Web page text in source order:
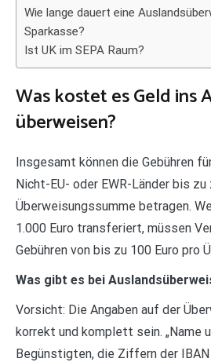
Wie lange dauert eine
Sparkasse?
Ist UK im SEPA Raum?
Was kostet es Geld ins
überweisen?
Insgesamt können die Gebühren
Nicht-EU- oder EWR-Länder bis
Überweisungssumme betragen.
1.000 Euro transferiert, müssen
Gebühren von bis zu 100 Euro pro
Was gibt es bei
Vorsicht: Die Angaben auf der
korrekt und komplett sein. „Name
Begünstigten, die Ziffern der IBAN